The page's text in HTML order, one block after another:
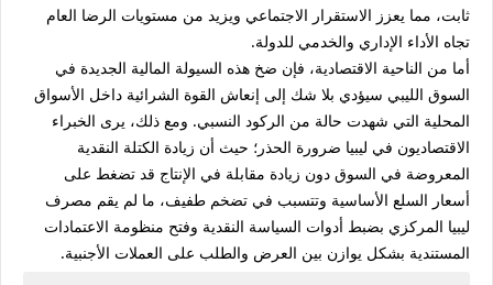
ثابت، مما يعزز الاستقرار الاجتماعي ويزيد من مستويات الرضا العام
تجاه الأداء الإداري والخدمي للدولة.
أما من الناحية الاقتصادية، فإن ضخ هذه السيولة المالية الجديدة في
السوق الليبي سيؤدي بلا شك إلى إنعاش القوة الشرائية داخل الأسواق
المحلية التي شهدت حالة من الركود النسبي. ومع ذلك، يرى الخبراء
الاقتصاديون في ليبيا ضرورة الحذر؛ حيث أن زيادة الكتلة النقدية
المعروضة في السوق دون زيادة مقابلة في الإنتاج قد تضغط على
أسعار السلع الأساسية وتتسبب في تضخم طفيف، ما لم يقم مصرف
ليبيا المركزي بضبط أدوات السياسة النقدية وفتح منظومة الاعتمادات
المستندية بشكل يوازن بين العرض والطلب على العملات الأجنبية.